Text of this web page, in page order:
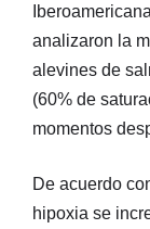
analizaron la
alevines de
(60% de
momentos
De acuerdo
hipoxia se